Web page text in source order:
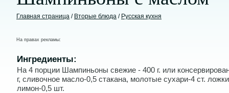
Главная страница / Вторые блюда / Русская кухня
На правах рекламы:
Ингредиенты:
На 4 порции Шампиньоны свежие - 400 г. или
г, сливочное масло-0,5 стакана, молотые сухари-4 ст.
лимон-0,5 шт.